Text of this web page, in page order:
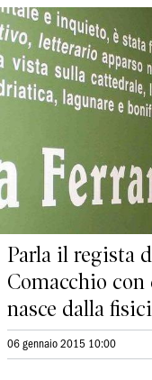
Parla il regista
Comacchio con
nasce dalla
06 gennaio 2015 10:00